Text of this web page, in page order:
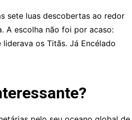
sete luas descobertas ao redor
A escolha não foi por acaso:
os Titãs. Já Encélado